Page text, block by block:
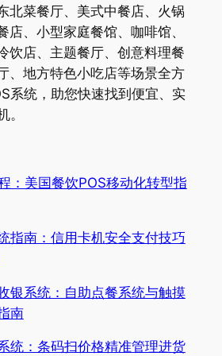
北菜餐厅、美式中餐店、火锅
店、小型家庭餐馆、咖啡馆、
饮店、主题餐厅、创意料理餐
、地方特色小吃店等场景全方
系统，助您快速找到便宜、实
。
：美国餐饮POS移动化转型指
指南：信用卡机安全支付技巧
银系统：自助点餐系统与触摸
南
统：条码扫价格精准管理进货